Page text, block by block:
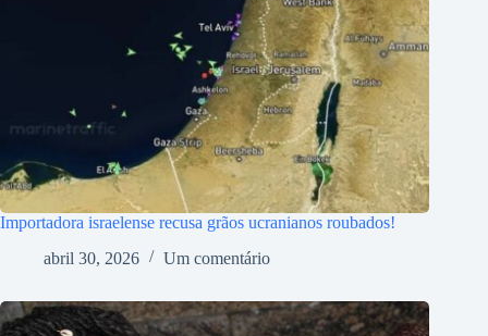
Importadora israelense recusa grãos ucranianos roubados!
abril 30, 2026
Um comentário